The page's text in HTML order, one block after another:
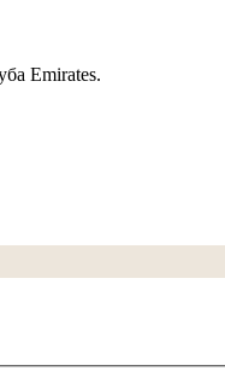
Emirates.